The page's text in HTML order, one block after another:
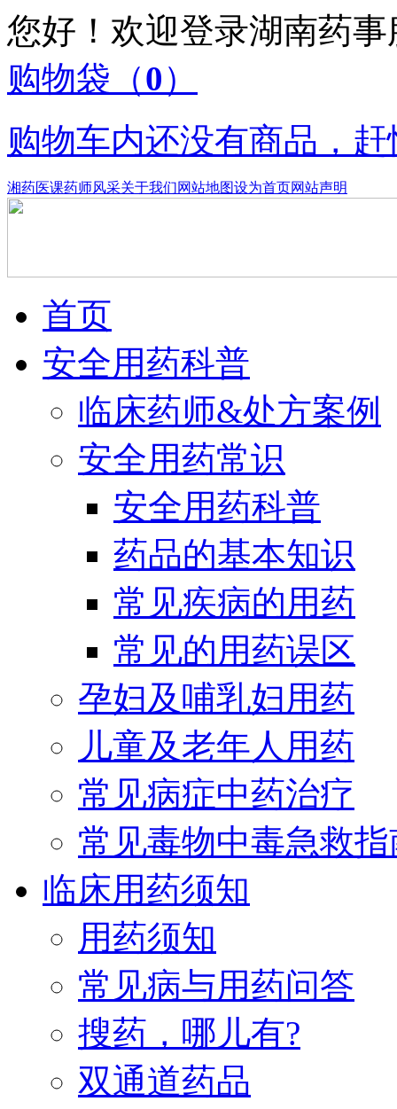
您好！欢迎登录湖南药
购物袋 （0）
购物车内还没有商品，
湘药医课药师风采关于我们网站地图设为首页网站声明
首页
安全用药科普
临床药师&处方案例
安全用药常识
安全用药科普
药品的基本知识
常见疾病的用药
常见的用药误区
孕妇及哺乳妇用药
儿童及老年人用药
常见病症中药治疗
常见毒物中毒急救指
临床用药须知
用药须知
常见病与用药问答
搜药，哪儿有?
双通道药品